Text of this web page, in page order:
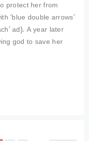
protect her from
‘blue double arrows’
ad). A year later
god to save her